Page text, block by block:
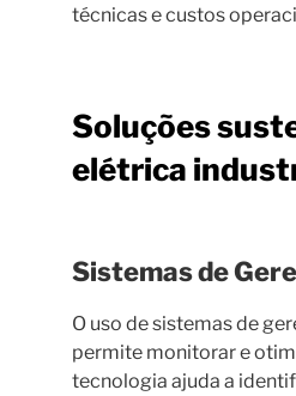
técnicas e custos
Soluções
elétrica
Sistemas de
O uso de sistemas de
permite monitorar e
tecnologia ajuda a